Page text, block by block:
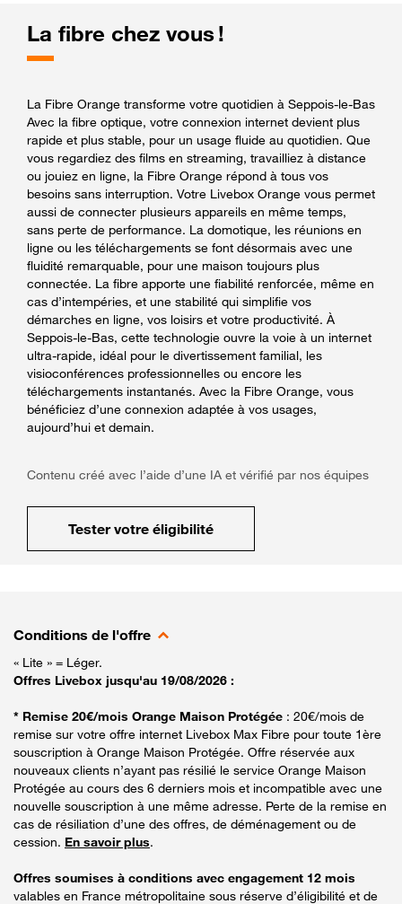
La fibre chez vous !
La Fibre Orange transforme votre quotidien à Seppois-le-Bas
Avec la fibre optique, votre connexion internet devient plus
rapide et plus stable, pour un usage fluide au quotidien. Que
vous regardiez des films en streaming, travailliez à distance
ou jouiez en ligne, la Fibre Orange répond à tous vos
besoins sans interruption. Votre Livebox Orange vous permet
aussi de connecter plusieurs appareils en même temps,
sans perte de performance. La domotique, les réunions en
ligne ou les téléchargements se font désormais avec une
fluidité remarquable, pour une maison toujours plus
connectée. La fibre apporte une fiabilité renforcée, même en
cas d’intempéries, et une stabilité qui simplifie vos
démarches en ligne, vos loisirs et votre productivité. À
Seppois-le-Bas, cette technologie ouvre la voie à un internet
ultra-rapide, idéal pour le divertissement familial, les
visioconférences professionnelles ou encore les
téléchargements instantanés. Avec la Fibre Orange, vous
bénéficiez d’une connexion adaptée à vos usages,
aujourd’hui et demain.
Contenu créé avec l’aide d’une IA et vérifié par nos équipes
Tester votre éligibilité
Conditions de l'offre
« Lite » = Léger.
Offres Livebox jusqu'au 19/08/2026 :
* Remise 20€/mois Orange Maison Protégée : 20€/mois de
remise sur votre offre internet Livebox Max Fibre pour toute 1ère
souscription à Orange Maison Protégée. Offre réservée aux
nouveaux clients n’ayant pas résilié le service Orange Maison
Protégée au cours des 6 derniers mois et incompatible avec une
nouvelle souscription à une même adresse. Perte de la remise en
cas de résiliation d’une des offres, de déménagement ou de
cession. En savoir plus.
Offres soumises à conditions avec engagement 12 mois
valables en France métropolitaine sous réserve d’éligibilité et de